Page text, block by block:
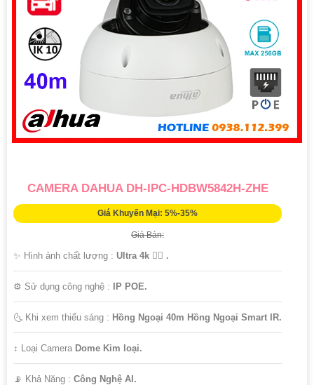
CAMERA DAHUA DH-IPC-HDBW5842H-ZHE
Giá Khuyến Mại: 5%-35%
Giá Bán:
✨ Hình ảnh chất lượng : Ultra 4k 👍🏾 .
⚙ Sử dụng công nghệ : IP POE.
🌜 Khi xem thiếu sáng : Hồng Ngoại 40m Hồng Ngoại Smart IR.
↕️ Loại Camera Dome Kim loại.
️📡 Khả Năng : Công Nghệ AI.